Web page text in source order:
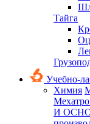
Тайга
Учебно-
Химия
И